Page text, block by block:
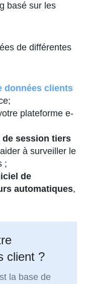
basé sur les
de différentes
données clients
plateforme e-
session tiers
à surveiller le
;
de
automatiques,
client ?
la base de